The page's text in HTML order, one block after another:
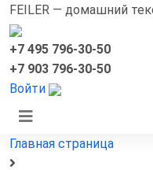
FEILER — домашний
+7 495 796-30-50
+7 903 796-30-50
Войти
Главная страница